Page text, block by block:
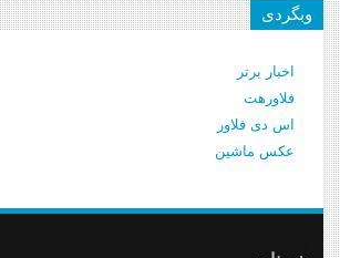
وبگردی
اخبار برتر
فلاورهت
اس دی فلاور
عکس ماشین